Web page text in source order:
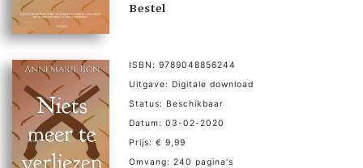
Bestel
ISBN: 9789048856244
Uitgave: Digitale download
Status: Beschikbaar
Datum: 03-02-2020
Prijs: € 9,99
Omvang: 240 pagina's